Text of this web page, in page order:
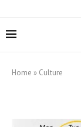
Home » Culture